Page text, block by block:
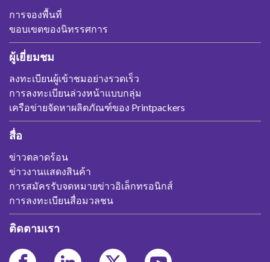
การจองพื้นที่
ขอบเขตของนิทรรศการ
ผู้เยี่ยมชม
ลงทะเบียนผู้เข้าชมอย่างรวดเร็ว
การลงทะเบียนล่วงหน้าแบบกลุ่ม
เครือข่ายจัดหาผลิตภัณฑ์ของ Printpackers
สื่อ
ข่าวตลาดร้อน
ข่าวงานแสดงสินค้า
การสมัครรับจดหมายข่าวอิเล็กทรอนิกส์
การลงทะเบียนสื่อมวลชน
ติดตามเรา